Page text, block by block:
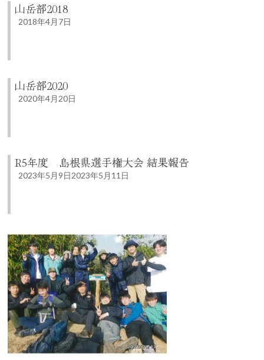
山岳部2018
2018年4月7日
山岳部2020
2020年4月20日
R5年度 島根県選手権大会 結果報告
2023年5月9日2023年5月11日